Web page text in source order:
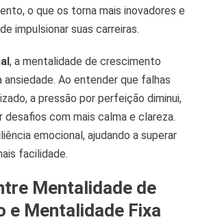
o que os torna mais inovadores e
impulsionar suas carreiras.
, a mentalidade de crescimento
Ao entender que falhas
a pressão por perfeição diminui,
com mais calma e clareza.
emocional, ajudando a superar
facilidade.
Mentalidade de
e Mentalidade Fixa